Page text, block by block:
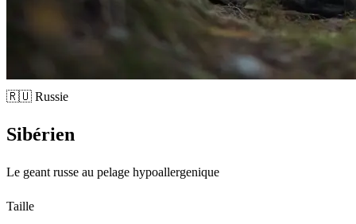
🇷🇺 Russie
Sibérien
Le geant russe au pelage hypoallergenique
Taille